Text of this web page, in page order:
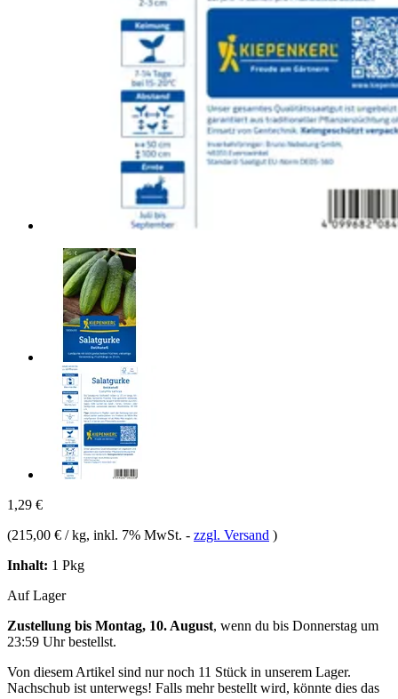
1,29 €
(215,00 € / kg, inkl. 7% MwSt. - zzgl. Versand )
Inhalt: 1 Pkg
Auf Lager
Zustellung bis Montag, 10. August, wenn du bis Donnerstag um
23:59 Uhrbestellst.
Von diesem Artikel sind nur noch 11 Stück in unserem Lager.
Nachschub ist unterwegs! Falls mehr bestellt wird, könnte dies das